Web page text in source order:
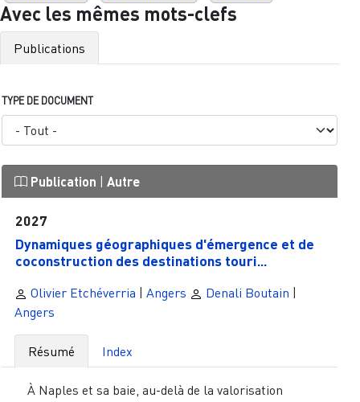
Avec les mêmes mots-clefs
Publications
TYPE DE DOCUMENT
Publication | Autre
2027
Dynamiques géographiques d'émergence et de
coconstruction des destinations touri...
Olivier Etchéverria Angers Denali Boutain
Angers
Résumé Index
À Naples et sa baie, au-delà de la valorisation